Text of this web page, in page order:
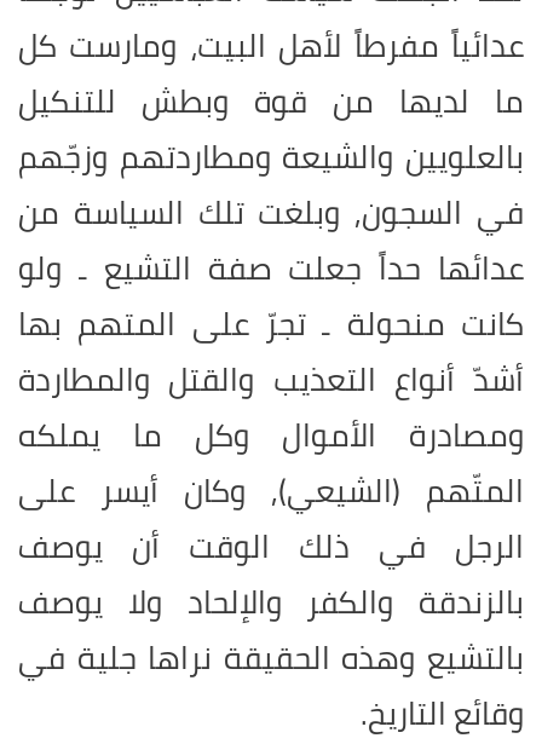
عدائياً مفرطاً لأهل البيت، ومارست كل
ما لديها من قوة وبطش للتنكيل
بالعلويين والشيعة ومطاردتهم وزجّهم
في السجون, وبلغت تلك السياسة من
عدائها حداً جعلت صفة التشيع ـ ولو
كانت منحولة ـ تجرّ على المتهم بها
أشدّ أنواع التعذيب والقتل والمطاردة
ومصادرة الأموال وكل ما يملكه
المتّهم (الشيعي), وكان أيسر على
الرجل في ذلك الوقت أن يوصف
بالزندقة والكفر والإلحاد ولا يوصف
بالتشيع وهذه الحقيقة نراها جلية في
وقائع التاريخ.